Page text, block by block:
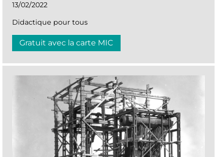
13/02/2022
Didactique pour tous
Gratuit avec la carte MIC